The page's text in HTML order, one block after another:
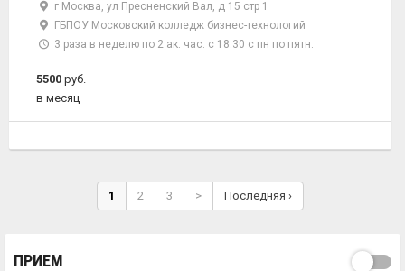
г Москва, ул Пресненский Вал, д 15 стр 1
ГБПОУ Московский колледж бизнес-технологий
3 раза в неделю по 2 ак. час. с 18.30 с пн по пятн.
5500 руб.
в месяц
1 2 3 > Последняя ›
ПРИЕМ